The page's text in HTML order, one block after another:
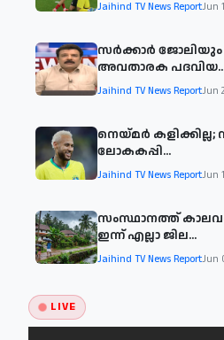
Jaihind TV News ReportJun
സര്‍ക്കാര്‍ ജോലിയും
അവതാരക
Jaihind TV News ReportJun
നെയ്മര്‍ കളിക്കില്ല;
ലോകകപ്പി...
Jaihind TV News ReportJun
സംസ്ഥാനത്ത്
ഇന്ന് എല്ലാ ജില...
Jaihind TV News ReportJun
LIVE